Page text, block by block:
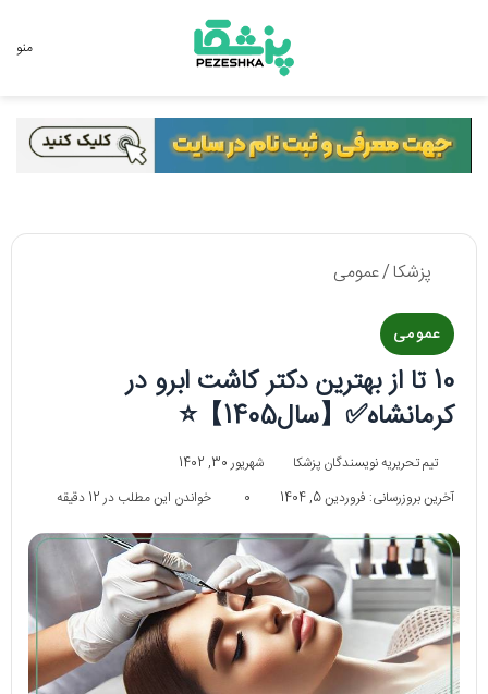
منو
پزشکا/عمومی
عمومی
10 تا از بهترین دکتر کاشت ابرو در
کرمانشاه✅【سال1405】⭐
تیم تحریریه نویسندگان پزشکا
شهریور 30, 1402
آخرین بروزرسانی: فروردین 5, 1404
0 خواندن این مطلب در 12 دقیقه